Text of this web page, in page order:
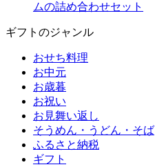
ムの詰め合わせセット
ギフトのジャンル
おせち料理
お中元
お歳暮
お祝い
お見舞い返し
そうめん・うどん・そば
ふるさと納税
ギフト